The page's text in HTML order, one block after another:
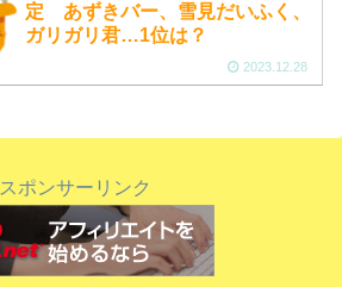
定 あずきバー、雪見だいふく、
ガリガリ君…1位は？
2023.12.28
スポンサーリンク